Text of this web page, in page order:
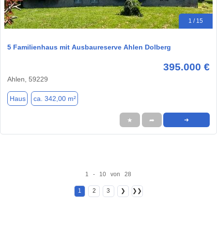
1 / 15
5 Familienhaus mit Ausbaureserve Ahlen Dolberg
395.000 €
Ahlen, 59229
Haus ca. 342,00 m²
★ ➦ ➜
1 - 10 von 28
1 2 3 ❯ ❯❯